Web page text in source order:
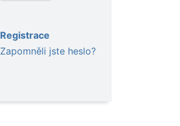
Registrace
Zapomněli jste heslo?